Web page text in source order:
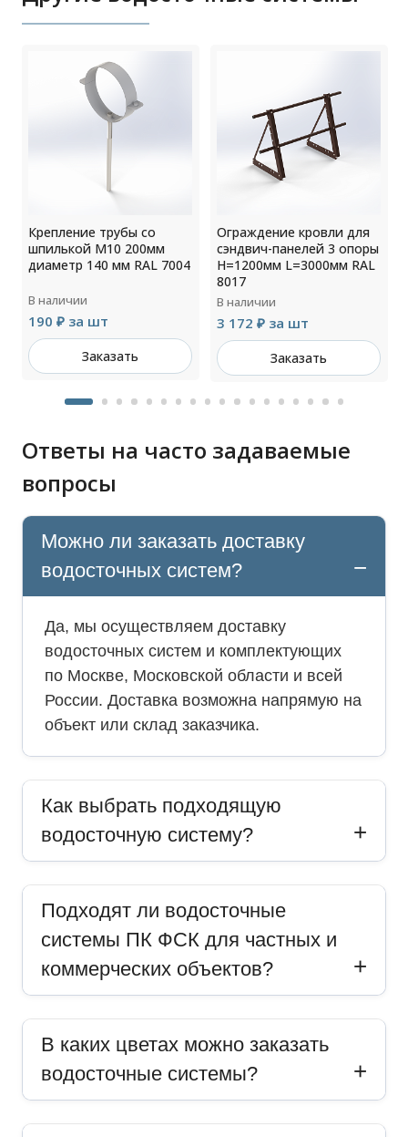
Крепление трубы со
шпилькой М10 200мм
диаметр 140 мм RAL 7004
В наличии
190 ₽ за шт
Заказать
Ограждение кровли для
сэндвич-панелей 3 опоры
H=1200мм L=3000мм RAL
8017
В наличии
3 172 ₽ за шт
Заказать
Ответы на часто задаваемые
вопросы
Можно ли заказать доставку
водосточных систем?
Да, мы осуществляем доставку
водосточных систем и комплектующих
по Москве, Московской области и всей
России. Доставка возможна напрямую на
объект или склад заказчика.
Как выбрать подходящую
водосточную систему?
Подходят ли водосточные
системы ПК ФСК для частных и
коммерческих объектов?
В каких цветах можно заказать
водосточные системы?